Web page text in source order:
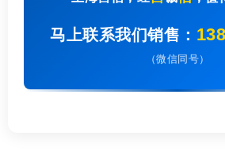
马上联系我们销售：
（微信同号）